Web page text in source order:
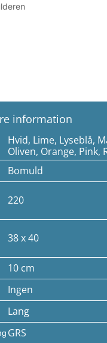
information
Hvid, Lime, Lyseblå,
Oliven, Orange, Pink,
Bomuld
220
38 x 40
10 cm
Ingen
Lang
GRS